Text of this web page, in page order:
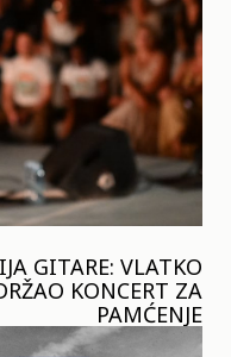
GITARE: VLATKO
KONCERT ZA
PAMĆENJE